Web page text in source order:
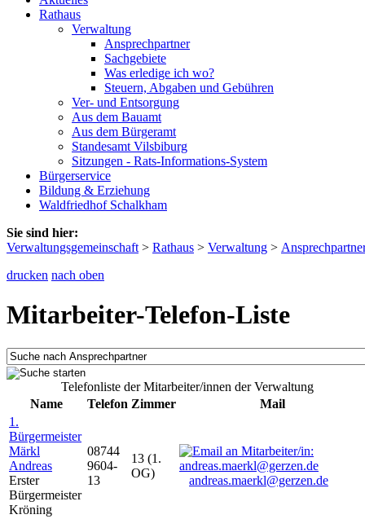
Rathaus
Verwaltung
Ansprechpartner
Sachgebiete
Was erledige ich wo?
Steuern, Abgaben und Gebühren
Ver- und Entsorgung
Aus dem Bauamt
Aus dem Bürgeramt
Standesamt Vilsbiburg
Sitzungen - Rats-Informations-System
Bürgerservice
Bildung & Erziehung
Waldfriedhof Schalkham
Sie sind hier:
Verwaltungsgemeinschaft > Rathaus > Verwaltung >
drucken nach oben
Mitarbeiter-Telefon-Liste
Telefonliste der Mitarbeiter/innen der Verwaltung
Name
Telefon Zimmer
Mail
1.
Bürgermeister
Märkl
Andreas
Erster
Bürgermeister
Kröning
08744
9604-
13
13 (1.
OG)
andreas.maerkl@gerzen.de